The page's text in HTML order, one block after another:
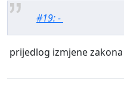
#19: -
prijedlog izmjene